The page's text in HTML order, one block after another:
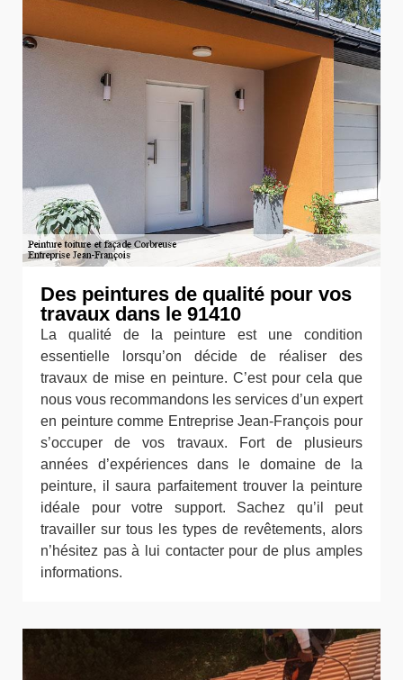
Des peintures de qualité pour vos
travaux dans le 91410
La qualité de la peinture est une condition
essentielle lorsqu’on décide de réaliser des
travaux de mise en peinture. C’est pour cela que
nous vous recommandons les services d’un expert
en peinture comme Entreprise Jean-François pour
s’occuper de vos travaux. Fort de plusieurs
années d’expériences dans le domaine de la
peinture, il saura parfaitement trouver la peinture
idéale pour votre support. Sachez qu’il peut
travailler sur tous les types de revêtements, alors
n’hésitez pas à lui contacter pour de plus amples
informations.